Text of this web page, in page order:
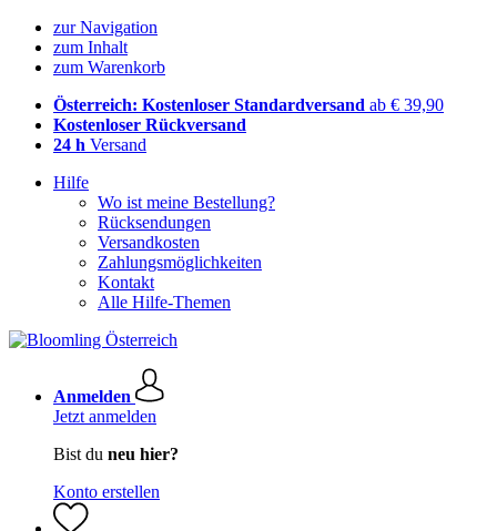
zur Navigation
zum Inhalt
zum Warenkorb
Österreich: Kostenloser Standardversand ab € 39,90
Kostenloser Rückversand
24 h Versand
Hilfe
Wo ist meine Bestellung?
Rücksendungen
Versandkosten
Zahlungsmöglichkeiten
Kontakt
Alle Hilfe-Themen
Anmelden
Jetzt anmelden
Bist du neu hier?
Konto erstellen